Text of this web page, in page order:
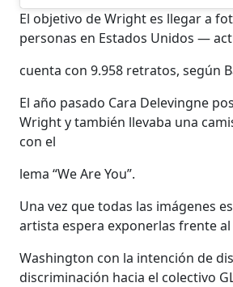
El objetivo de Wright es llegar a
personas en Estados Unidos —
cuenta con 9.958 retratos, según
El año pasado Cara Delevingne
Wright y también llevaba una
con el
lema “We Are You”.
Una vez que todas las imágenes
artista espera exponerlas frente
Washington con la intención de
discriminación hacia el colectivo